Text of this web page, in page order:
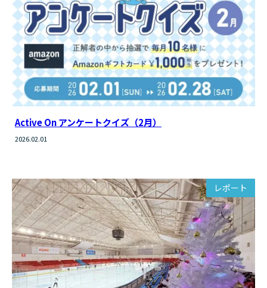
Active On アンケートクイズ（2月）
2026.02.01
レポート